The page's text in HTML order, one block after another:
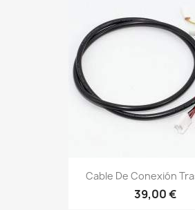
Cable De Conexión
39,00 €